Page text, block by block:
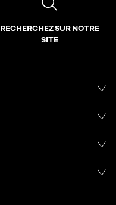
RECHERCHEZ SUR NOTRE
SITE